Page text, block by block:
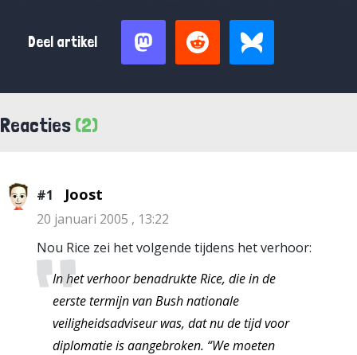
Deel artikel
Reacties (2)
#1 Joost
20 januari 2005 , 13:22
Nou Rice zei het volgende tijdens het verhoor:
In het verhoor benadrukte Rice, die in de
eerste termijn van Bush nationale
veiligheidsadviseur was, dat nu de tijd voor
diplomatie is aangebroken. “We moeten